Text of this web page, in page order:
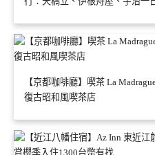
【京都咖啡廳】喫茶 La
復古昭和風喫茶店